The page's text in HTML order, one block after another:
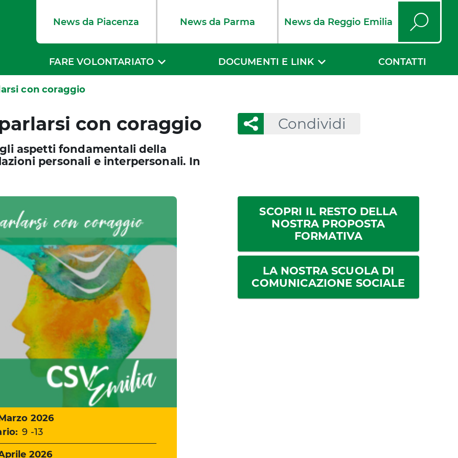
News da Piacenza News da Parma News da Reggio Emilia Cerca
FARE VOLONTARIATO DOCUMENTI E LINK CONTATTI
con coraggio
con coraggio
aspetti fondamentali della
personali e interpersonali. In
Condividi
2026
9 -13
2026
SCOPRI IL RESTO DELLA
NOSTRA PROPOSTA
FORMATIVA
LA NOSTRA SCUOLA DI
COMUNICAZIONE SOCIALE